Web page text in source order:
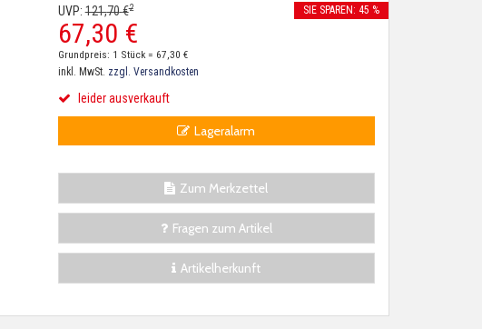
UVP:121,70€2
67,30 €
SIE SPAREN: 45 %
Grundpreis: 1 Stück = 67,30 €
inkl. MwSt. zzgl. Versandkosten
leider ausverkauft
Lageralarm
Zum Merkzettel
Fragen zum Artikel
Artikelherkunft